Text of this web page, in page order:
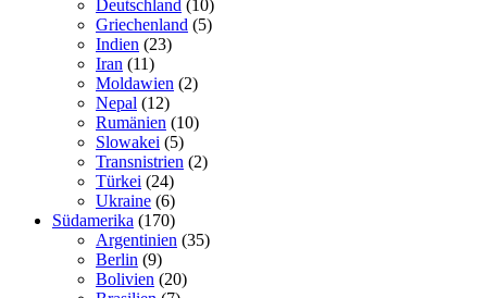
Deutschland (10)
Griechenland (5)
Indien (23)
Iran (11)
Moldawien (2)
Nepal (12)
Rumänien (10)
Slowakei (5)
Transnistrien (2)
Türkei (24)
Ukraine (6)
Südamerika (170)
Argentinien (35)
Berlin (9)
Bolivien (20)